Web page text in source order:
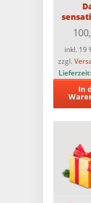
„Ich
inkl. 19
zzgl.
Lieferzeit:
In